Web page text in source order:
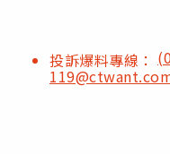
投訴爆料專線：